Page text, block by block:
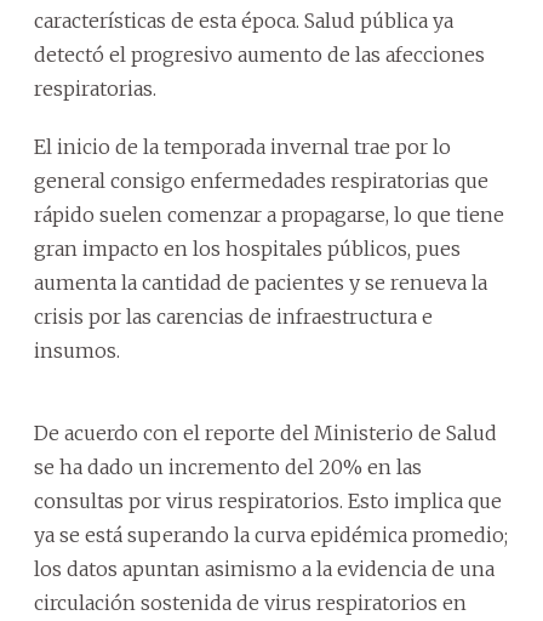
características de esta época. Salud pública ya
detectó el progresivo aumento de las afecciones
respiratorias.
El inicio de la temporada invernal trae por lo
general consigo enfermedades respiratorias que
rápido suelen comenzar a propagarse, lo que tiene
gran impacto en los hospitales públicos, pues
aumenta la cantidad de pacientes y se renueva la
crisis por las carencias de infraestructura e
insumos.
De acuerdo con el reporte del Ministerio de Salud
se ha dado un incremento del 20% en las
consultas por virus respiratorios. Esto implica que
ya se está superando la curva epidémica promedio;
los datos apuntan asimismo a la evidencia de una
circulación sostenida de virus respiratorios en